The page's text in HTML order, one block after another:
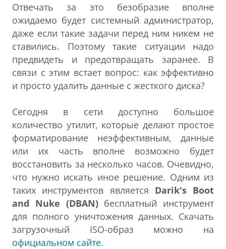
Отвечать за это безобразие вполне
ожидаемо будет системный администратор,
даже если такие задачи перед ним никем не
ставились. Поэтому такие ситуации надо
предвидеть и предотвращать заранее. В
связи с этим встает вопрос: как эффективно
и просто удалить данные с жесткого диска?
Сегодня в сети доступно большое
количество утилит, которые делают простое
форматирование неэффективным, данные
или их часть вполне возможно будет
восстановить за несколько часов. Очевидно,
что нужно искать иное решение. Одним из
таких инструментов является Darik's Boot
and Nuke (DBAN)бесплатный инструмент
для полного уничтожения данных. Скачать
загрузочный ISO-образ можно на
официальном сайте.